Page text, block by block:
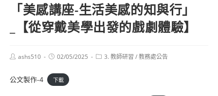
「美感講座-生活美感的知與行」
_【從穿戴美學出發的戲劇體驗】
Postashs510
Post02/05/2025
Post3. 教師研習 /教務處公告
公文製作-4 下載